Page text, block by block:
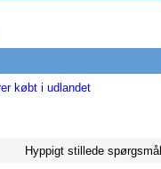
købt i udlandet
Hyppigt stillede spørgsmål